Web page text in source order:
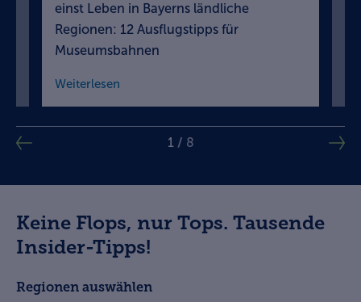
einst Leben in Bayerns ländliche
Regionen: 12 Ausflugstipps für
Museumsbahnen
Weiterlesen
1 / 8
Keine Flops, nur Tops. Tausende
Insider-Tipps!
Regionen auswählen